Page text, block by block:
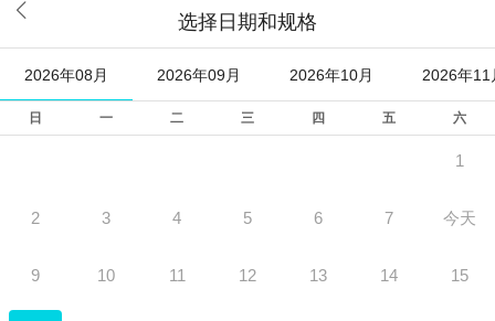

选择日期和规格
2026年08月 2026年09月 2026年10月 2026年11
日 一 二 三 四 五 六
1
2 3 4 5 6 7 今天
9 10 11 12 13 14 15